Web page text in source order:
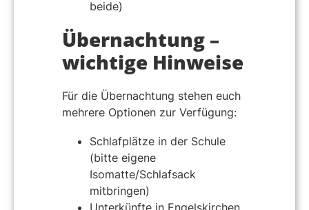
beide)
Übernachtung –
wichtige Hinweise
Für die Übernachtung stehen euch
mehrere Optionen zur Verfügung:
Schlafplätze in der Schule
(bitte eigene
Isomatte/Schlafsack
mitbringen)